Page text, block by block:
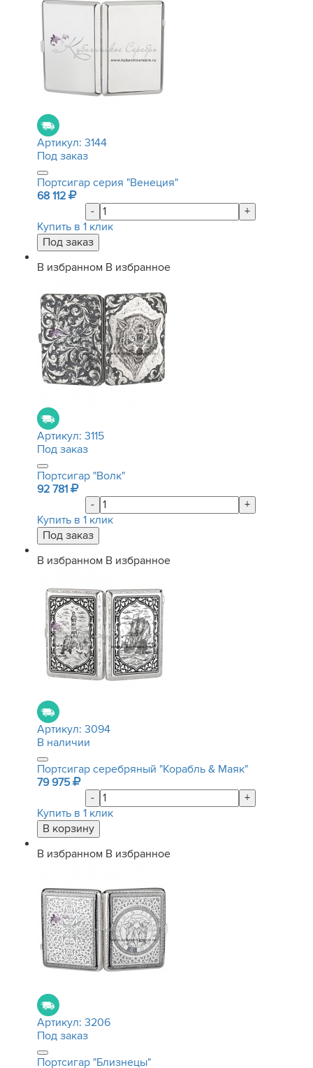
Артикул: 3144
Под заказ
Портсигар серия "Венеция"
68 112
-
+
Купить в 1 клик
В избранном В избранное
Артикул: 3115
Под заказ
Портсигар "Волк"
92 781
-
+
Купить в 1 клик
В избранном В избранное
Артикул: 3094
В наличии
Портсигар серебряный "Корабль & Маяк"
79 975
-
+
Купить в 1 клик
В избранном В избранное
Артикул: 3206
Под заказ
Портсигар "Близнецы"